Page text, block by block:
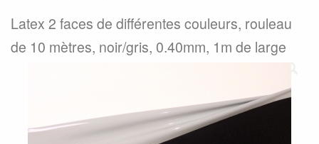
Latex 2 faces de différentes couleurs, rouleau
de 10 mètres, noir/gris, 0.40mm, 1m de large